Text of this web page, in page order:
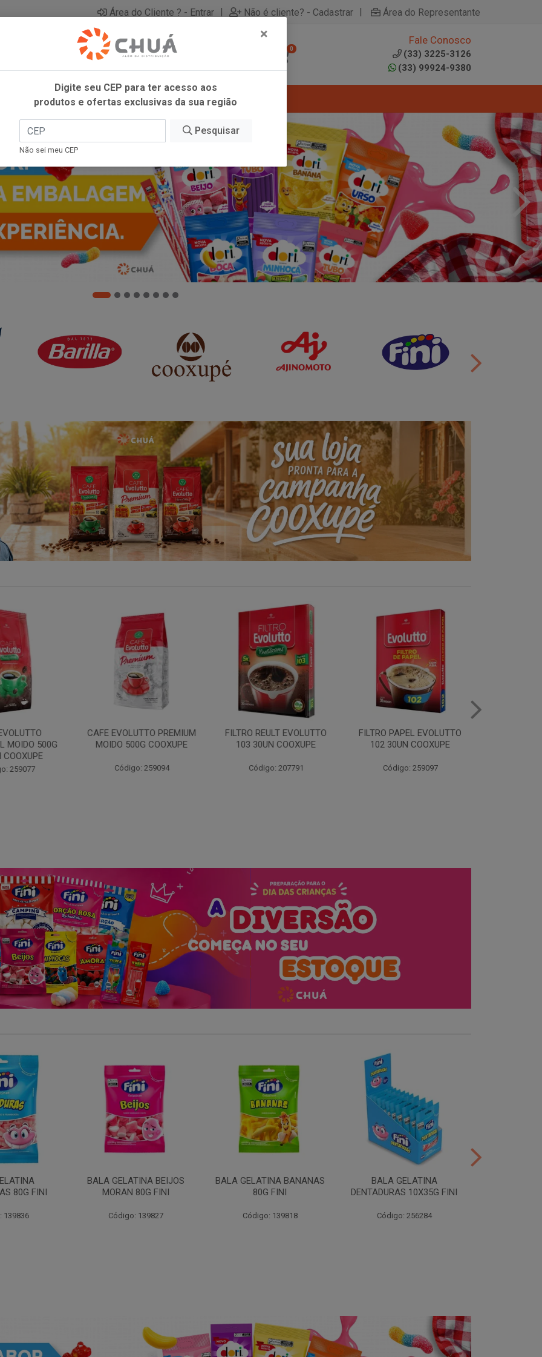
Área do Cliente ? - Entrar | Não é cliente? - Cadastrar | Área do Representante
0
Fale Conosco
(33) 3225-3126
(33) 99924-9380
500G
259077
CAFE EVOLUTTO PREMIUM
MOIDO 500G COOXUPE
Código: 259094
FILTRO REULT EVOLUTTO
103 30UN COOXUPE
Código: 207791
FILTRO PAPEL EVOLUTTO
102 30UN COOXUPE
Código: 259097
80G FINI
139836
BALA GELATINA BEIJOS
MORAN 80G FINI
Código: 139827
BALA GELATINA BANANAS
80G FINI
Código: 139818
BALA GELATINA
DENTADURAS 10X35G FINI
Código: 256284
×
Digite seu CEP para ter acesso aos
produtos e ofertas exclusivas da sua região
Pesquisar
Não sei meu CEP